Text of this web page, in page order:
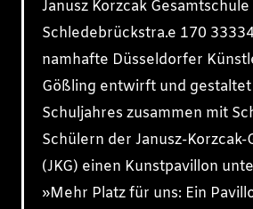
Janusz Korzcak Gesamtschule
Schledebrückstra.e 170
namhafte Düsseldorfer
Gößling entwirft und gestaltet
Schuljahres zusammen mit
Schülern der Janusz-Korzcak-
(JKG) einen Kunstpavillon
»Mehr Platz für uns: Ein